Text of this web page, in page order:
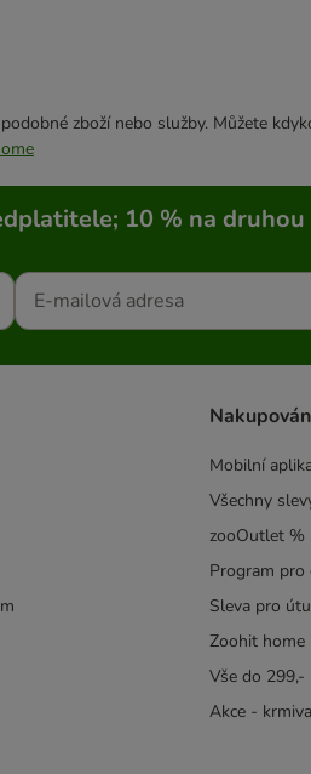
zboží nebo služby. Můžete
10 % na
Mobilní
Všechny
zooOutlet %
Program pro
Sleva pro
Zoohit home
Vše do 299,-
Akce -